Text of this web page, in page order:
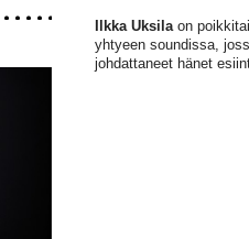
Ilkka Uksilaon
yhtyeen soundissa,
johdattaneet hänet